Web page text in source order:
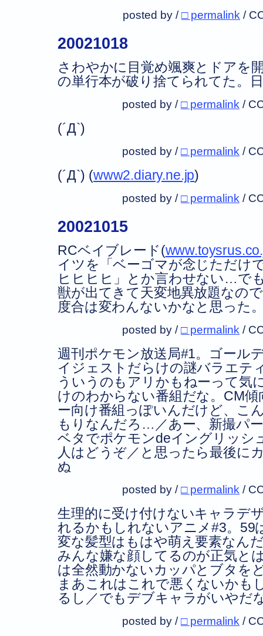
posted by /□ permalink /
20021018
さわやかに目覚め颯爽とドアを
の単行本が破り捨てられてた。
posted by /□ permalink /
(´Д`)
posted by /□ permalink /
(´Д`) (www2.diary.ne.jp)
posted by /□ permalink /
20021015
RCベイブレード(
イツを「ベーゴマが念じただけ
ヒヒヒヒ」とか言わせない…で
獣が出てきて天変地異放題なの
度合は変わんないかなと思った
posted by /□ permalink /
週刊ポケモン放送局#1。ゴール
イジェストだらけの謎バラエテ
ういうのもアリかもねーって気
けのわからない番組だな。CM
ー向け番組っぽいんだけど、こ
もりなんだろ…／あー、新撮パ
ベタでポケモンdeイングリッシ
人はどうぞ／と思ったら最後に
ぬ
posted by /□ permalink /
生理的に受け付けないキャラデ
れるかもしれないアニメ#3。59
変な髪型はもはや萌え要素なん
みんな嫌な顔してるのが正気と
は全然動かないカッパとブタを
まあこれはこれで悪くないかも
るし／でもデブキャラがいやだ
posted by /□ permalink /